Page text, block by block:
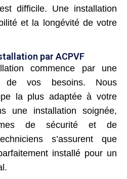
difficile. Une installation
et la longévité de votre
par ACPVF
commence par une
de vos besoins. Nous
la plus adaptée à votre
une installation soignée,
de sécurité et de
s’assurent que
installé pour un